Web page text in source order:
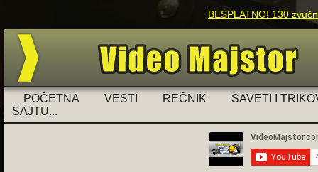
BESPLATNO! 130
POČETNA VESTI REČNIK
SAVETI I
SAJTU...